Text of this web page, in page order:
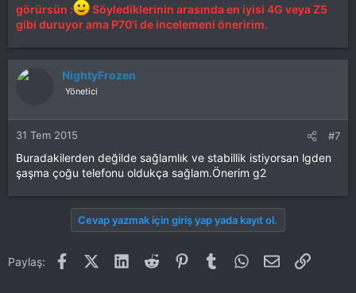
görürsün :
Söylediklerinin arasında en iyisi 4G veya Z5
gibi duruyor ama P70'i de incelemeni öneririm.
NightyFrozen
Yönetici
31 Tem 2015 #7
Buradakilerden değilde sağlamlık ve stabillik istiyorsan lgden
şaşma çoğu telefonu oldukça sağlam.Önerim g2
Cevap yazmak için giriş yap yada kayıt ol.
Paylaş: FacebookX (Twitter)
LinkedInReddit PinterestTumblr WhatsApp
E-postaLink